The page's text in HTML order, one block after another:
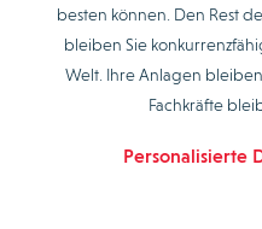
besten können. Den Rest
bleiben Sie
Welt. Ihre Anlagen
Fachkräfte
Personalisierte